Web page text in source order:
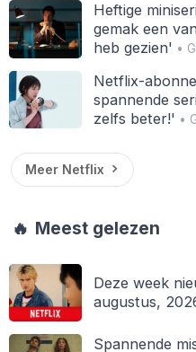
Heftige
gemak een
heb gezien' •
Netflix-
spannende
zelfs beter!' •
Meer Netflix
🔥 Meest gelezen
Deze week
augustus,
Spannende